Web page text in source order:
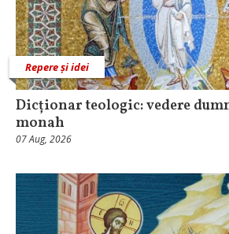
Repere și idei
Dicționar teologic: vedere
monah
07 Aug, 2026